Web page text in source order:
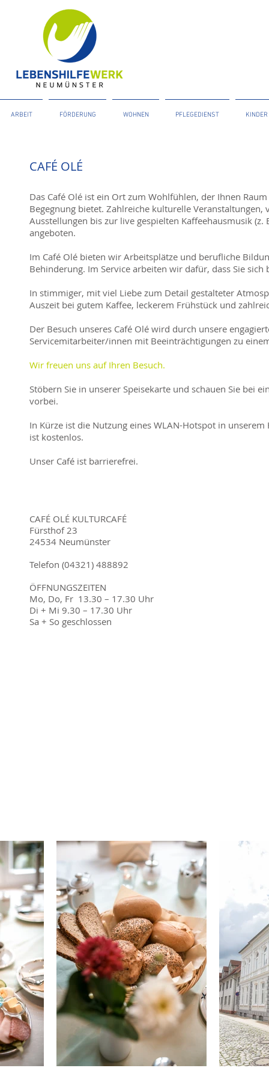
ARBEIT FÖRDERUNG WOHNEN PFLEGEDIENST KINDER
CAFÉ OLÉ
Das Café Olé ist ein Ort zum Wohlfühlen, der Ihnen
Begegnung bietet. Zahlreiche kulturelle Veranstaltungen,
Ausstellungen bis zur live gespielten Kaffeehausmusik (z.
angeboten.
Im Café Olé bieten wir Arbeitsplätze und berufliche
Behinderung. Im Service arbeiten wir dafür, dass Sie
In stimmiger, mit viel Liebe zum Detail gestalteter
Auszeit bei gutem Kaffee, leckerem Frühstück und
Der Besuch unseres Café Olé wird durch unsere
Servicemitarbeiter/innen mit Beeinträchtigungen zu
Wir freuen uns auf Ihren Besuch.
Stöbern Sie in unserer Speisekarte und schauen Sie bei
vorbei.
In Kürze ist die Nutzung eines WLAN-Hotspot in
ist kostenlos.
Unser Café ist barrierefrei.
CAFÉ OLÉ KULTURCAFÉ
Fürsthof 23
24534 Neumünster
Telefon (04321) 488892​
ÖFFNUNGSZEITEN
Mo, Do, Fr 13.30 – 17.30 Uhr
Di + Mi 9.30 – 17.30 Uhr
Sa + So geschlossen